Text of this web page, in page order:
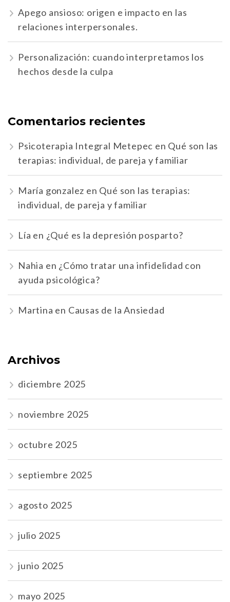
Apego ansioso: origen e impacto en las
relaciones interpersonales.
Personalización: cuando interpretamos los
hechos desde la culpa
Comentarios recientes
Psicoterapia Integral Metepec en Qué son las
terapias: individual, de pareja y familiar
María gonzalez en Qué son las terapias:
individual, de pareja y familiar
Lía en ¿Qué es la depresión posparto?
Nahia en ¿Cómo tratar una infidelidad con
ayuda psicológica?
Martina en Causas de la Ansiedad
Archivos
diciembre 2025
noviembre 2025
octubre 2025
septiembre 2025
agosto 2025
julio 2025
junio 2025
mayo 2025